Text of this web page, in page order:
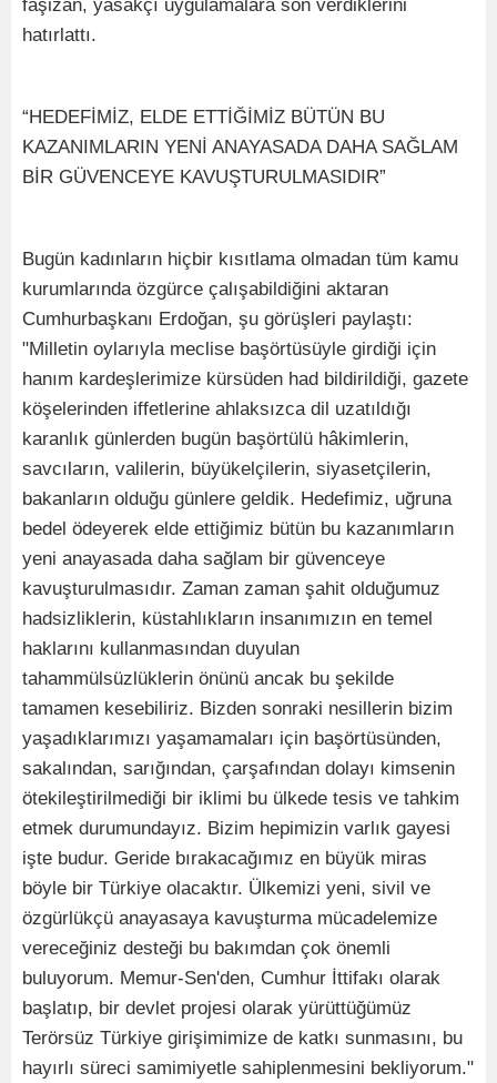
faşizan, yasakçı uygulamalara son verdiklerini
hatırlattı.
“HEDEFİMİZ, ELDE ETTİĞİMİZ BÜTÜN BU
KAZANIMLARIN YENİ ANAYASADA DAHA SAĞLAM
BİR GÜVENCEYE KAVUŞTURULMASIDIR”
Bugün kadınların hiçbir kısıtlama olmadan tüm kamu
kurumlarında özgürce çalışabildiğini aktaran
Cumhurbaşkanı Erdoğan, şu görüşleri paylaştı:
"Milletin oylarıyla meclise başörtüsüyle girdiği için
hanım kardeşlerimize kürsüden had bildirildiği, gazete
köşelerinden iffetlerine ahlaksızca dil uzatıldığı
karanlık günlerden bugün başörtülü hâkimlerin,
savcıların, valilerin, büyükelçilerin, siyasetçilerin,
bakanların olduğu günlere geldik. Hedefimiz, uğruna
bedel ödeyerek elde ettiğimiz bütün bu kazanımların
yeni anayasada daha sağlam bir güvenceye
kavuşturulmasıdır. Zaman zaman şahit olduğumuz
hadsizliklerin, küstahlıkların insanımızın en temel
haklarını kullanmasından duyulan
tahammülsüzlüklerin önünü ancak bu şekilde
tamamen kesebiliriz. Bizden sonraki nesillerin bizim
yaşadıklarımızı yaşamamaları için başörtüsünden,
sakalından, sarığından, çarşafından dolayı kimsenin
ötekileştirilmediği bir iklimi bu ülkede tesis ve tahkim
etmek durumundayız. Bizim hepimizin varlık gayesi
işte budur. Geride bırakacağımız en büyük miras
böyle bir Türkiye olacaktır. Ülkemizi yeni, sivil ve
özgürlükçü anayasaya kavuşturma mücadelemize
vereceğiniz desteği bu bakımdan çok önemli
buluyorum. Memur-Sen'den, Cumhur İttifakı olarak
başlatıp, bir devlet projesi olarak yürüttüğümüz
Terörsüz Türkiye girişimimize de katkı sunmasını, bu
hayırlı süreci samimiyetle sahiplenmesini bekliyorum."